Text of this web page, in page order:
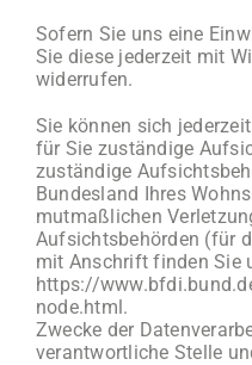
Sofern Sie uns eine
Sie diese jederzeit mit
widerrufen.
Sie können sich
für Sie zuständige
zuständige
Bundesland Ihres
mutmaßlichen
Aufsichtsbehörden (für
mit Anschrift finden Sie
https://
node.html.
Zwecke der
verantwortliche Stelle